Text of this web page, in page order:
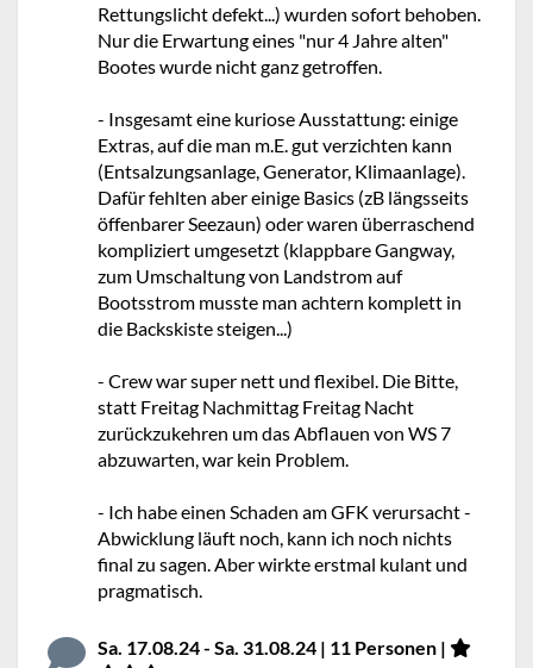
Rettungslicht defekt...) wurden sofort behoben.
Nur die Erwartung eines "nur 4 Jahre alten"
Bootes wurde nicht ganz getroffen.
- Insgesamt eine kuriose Ausstattung: einige
Extras, auf die man m.E. gut verzichten kann
(Entsalzungsanlage, Generator, Klimaanlage).
Dafür fehlten aber einige Basics (zB längsseits
öffenbarer Seezaun) oder waren überraschend
kompliziert umgesetzt (klappbare Gangway,
zum Umschaltung von Landstrom auf
Bootsstrom musste man achtern komplett in
die Backskiste steigen...)
- Crew war super nett und flexibel. Die Bitte,
statt Freitag Nachmittag Freitag Nacht
zurückzukehren um das Abflauen von WS 7
abzuwarten, war kein Problem.
- Ich habe einen Schaden am GFK verursacht -
Abwicklung läuft noch, kann ich noch nichts
final zu sagen. Aber wirkte erstmal kulant und
pragmatisch.
Sa. 17.08.24 - Sa. 31.08.24 | 11 Personen |